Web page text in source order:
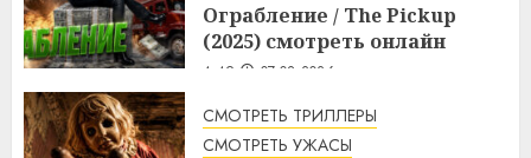
Ограбление / The Pickup
(2025) смотреть онлайн
4:49 07.08.2026
СМОТРЕТЬ ТРИЛЛЕРЫ
СМОТРЕТЬ УЖАСЫ